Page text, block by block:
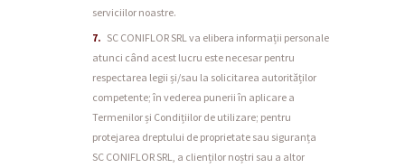
serviciilor noastre.
SC CONIFLOR SRL va elibera informații personale
atunci când acest lucru este necesar pentru
respectarea legii și/sau la solicitarea autorităților
competente; în vederea punerii în aplicare a
Termenilor și Condițiilor de utilizare; pentru
protejarea dreptului de proprietate sau siguranța
SC CONIFLOR SRL, a clienților noștri sau a altor